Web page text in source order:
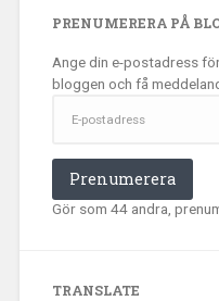
PRENUMERERA PÅ
Ange din e-postadress
bloggen och få
postadress
Prenumerera
Gör som 44 andra,
TRANSLATE